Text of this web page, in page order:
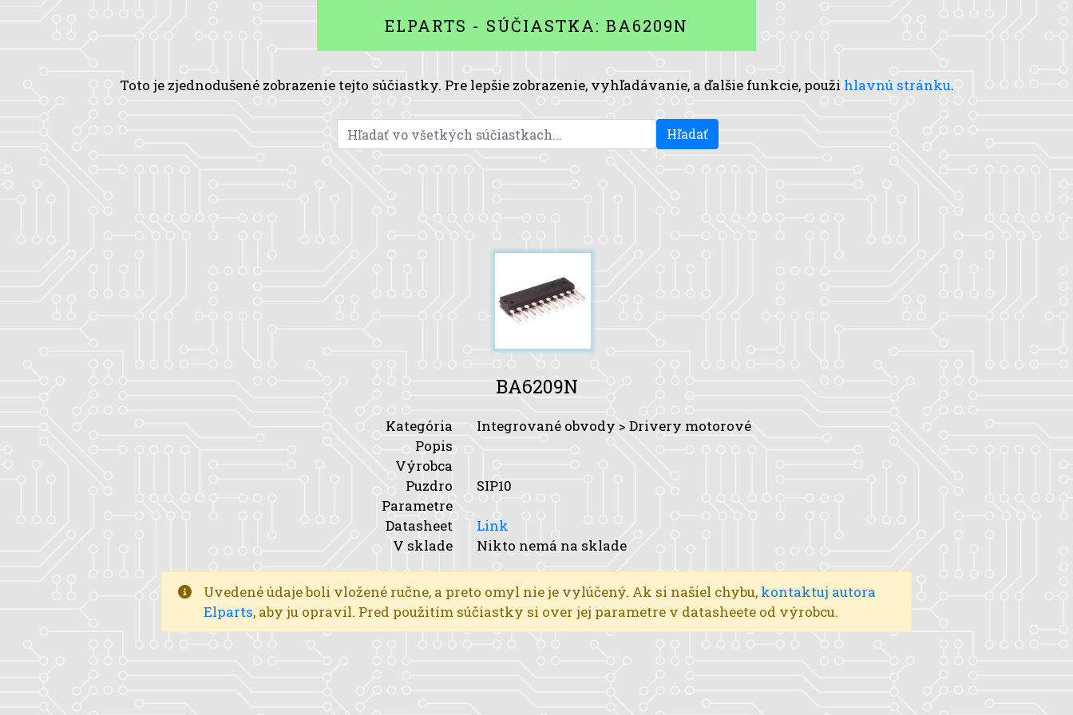
ELPARTS - SÚČIASTKA: BA6209N
Toto je zjednodušené zobrazenie tejto súčiastky. Pre lepšie zobrazenie, vyhľadávanie, a ďalšie funkcie, použi hlavnú stránku.
Hľadať
BA6209N
Kategória
Integrované obvody > Drivery motorové
Popis
Výrobca
Puzdro
SIP10
Parametre
Datasheet
Link
V sklade
Nikto nemá na sklade
Uvedené údaje boli vložené ručne, a preto omyl nie je vylúčený. Ak si našiel chybu, kontaktuj autora
Elparts, aby ju opravil. Pred použitím súčiastky si over jej parametre v datasheete od výrobcu.